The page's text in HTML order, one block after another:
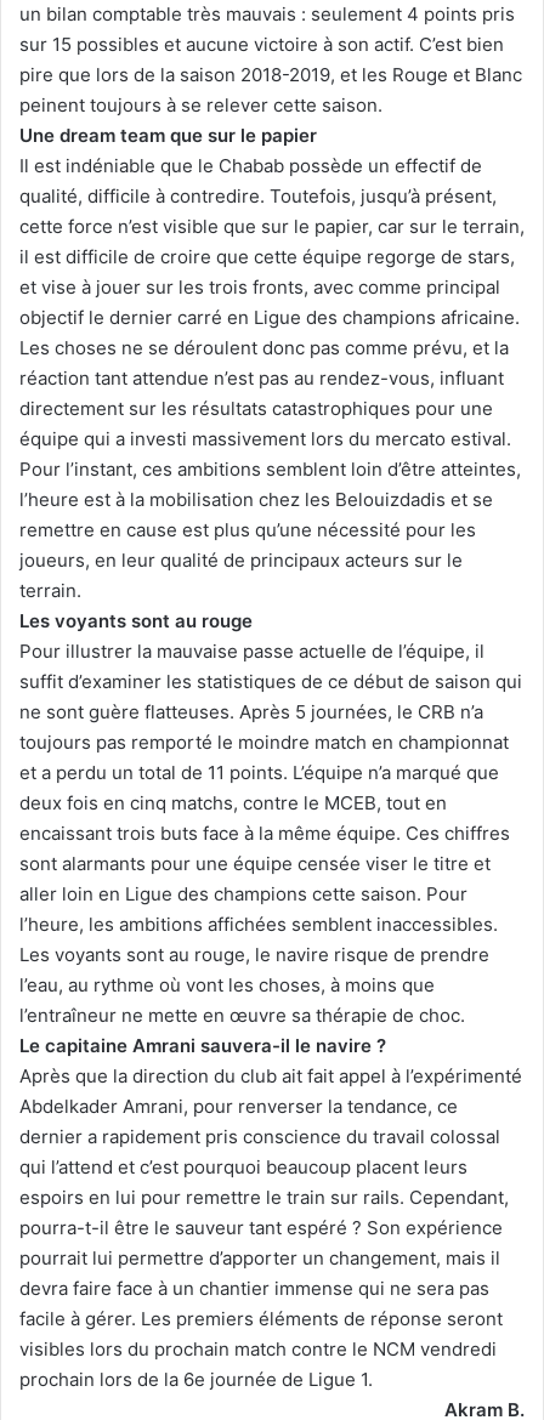
un bilan comptable très mauvais : seulement 4 points pris
sur 15 possibles et aucune victoire à son actif. C’est bien
pire que lors de la saison 2018-2019, et les Rouge et Blanc
peinent toujours à se relever cette saison.
Une dream team que sur le papier
Il est indéniable que le Chabab possède un effectif de
qualité, difficile à contredire. Toutefois, jusqu’à présent,
cette force n’est visible que sur le papier, car sur le terrain,
il est difficile de croire que cette équipe regorge de stars,
et vise à jouer sur les trois fronts, avec comme principal
objectif le dernier carré en Ligue des champions africaine.
Les choses ne se déroulent donc pas comme prévu, et la
réaction tant attendue n’est pas au rendez-vous, influant
directement sur les résultats catastrophiques pour une
équipe qui a investi massivement lors du mercato estival.
Pour l’instant, ces ambitions semblent loin d’être atteintes,
l’heure est à la mobilisation chez les Belouizdadis et se
remettre en cause est plus qu’une nécessité pour les
joueurs, en leur qualité de principaux acteurs sur le
terrain.
Les voyants sont au rouge
Pour illustrer la mauvaise passe actuelle de l’équipe, il
suffit d’examiner les statistiques de ce début de saison qui
ne sont guère flatteuses. Après 5 journées, le CRB n’a
toujours pas remporté le moindre match en championnat
et a perdu un total de 11 points. L’équipe n’a marqué que
deux fois en cinq matchs, contre le MCEB, tout en
encaissant trois buts face à la même équipe. Ces chiffres
sont alarmants pour une équipe censée viser le titre et
aller loin en Ligue des champions cette saison. Pour
l’heure, les ambitions affichées semblent inaccessibles.
Les voyants sont au rouge, le navire risque de prendre
l’eau, au rythme où vont les choses, à moins que
l’entraîneur ne mette en œuvre sa thérapie de choc.
Le capitaine Amrani sauvera-il le navire ?
Après que la direction du club ait fait appel à l’expérimenté
Abdelkader Amrani, pour renverser la tendance, ce
dernier a rapidement pris conscience du travail colossal
qui l’attend et c’est pourquoi beaucoup placent leurs
espoirs en lui pour remettre le train sur rails. Cependant,
pourra-t-il être le sauveur tant espéré ? Son expérience
pourrait lui permettre d’apporter un changement, mais il
devra faire face à un chantier immense qui ne sera pas
facile à gérer. Les premiers éléments de réponse seront
visibles lors du prochain match contre le NCM vendredi
prochain lors de la 6e journée de Ligue 1.
Akram B.